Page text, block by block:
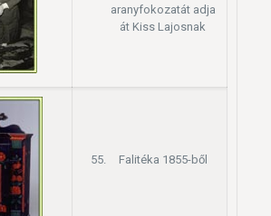
aranyfokozatát adja
át Kiss Lajosnak
Falitéka 1855-ből